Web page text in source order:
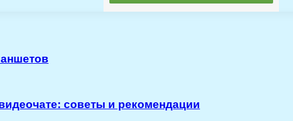
советы и рекомендации